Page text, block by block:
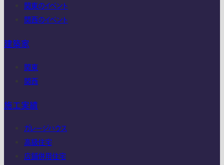
関東のイベント
関西のイベント
建築家
関東
関西
施工実績
ガレージハウス
高級住宅
店舗併用住宅